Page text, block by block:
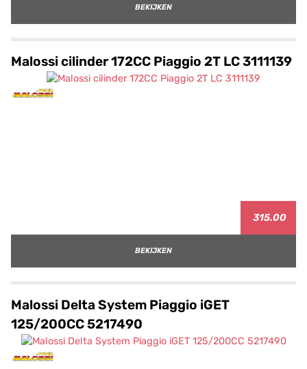
BEKIJKEN
Malossi cilinder 172CC Piaggio 2T LC 3111139
315.00
BEKIJKEN
Malossi Delta System Piaggio iGET
125/200CC 5217490